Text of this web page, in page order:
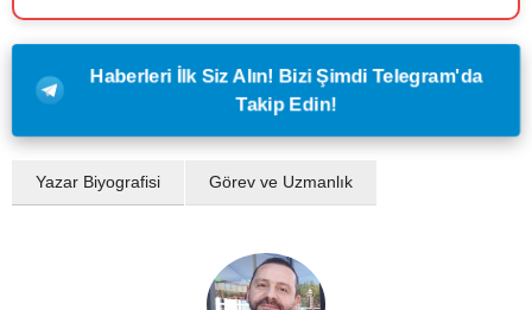
Haberleri İlk Siz Alın! Bizi Şimdi Telegram'da
Takip Edin!
Yazar Biyografisi Görev ve Uzmanlık